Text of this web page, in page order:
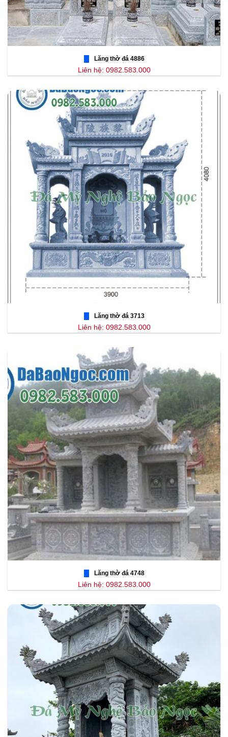
Lăng thờ đá 4886
Liên hệ: 0982.583.000
Lăng thờ đá 3713
Liên hệ: 0982.583.000
Lăng thờ đá 4748
Liên hệ: 0982.583.000